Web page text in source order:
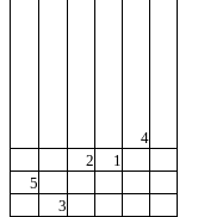
4
2
1
5
3